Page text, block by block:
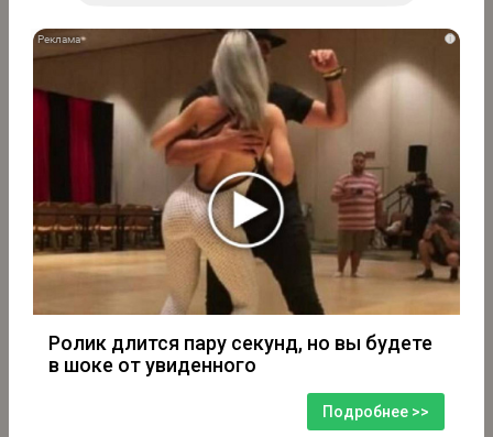
i
Ролик длится пару секунд, но вы будете
в шоке от увиденного
Подробнее >>